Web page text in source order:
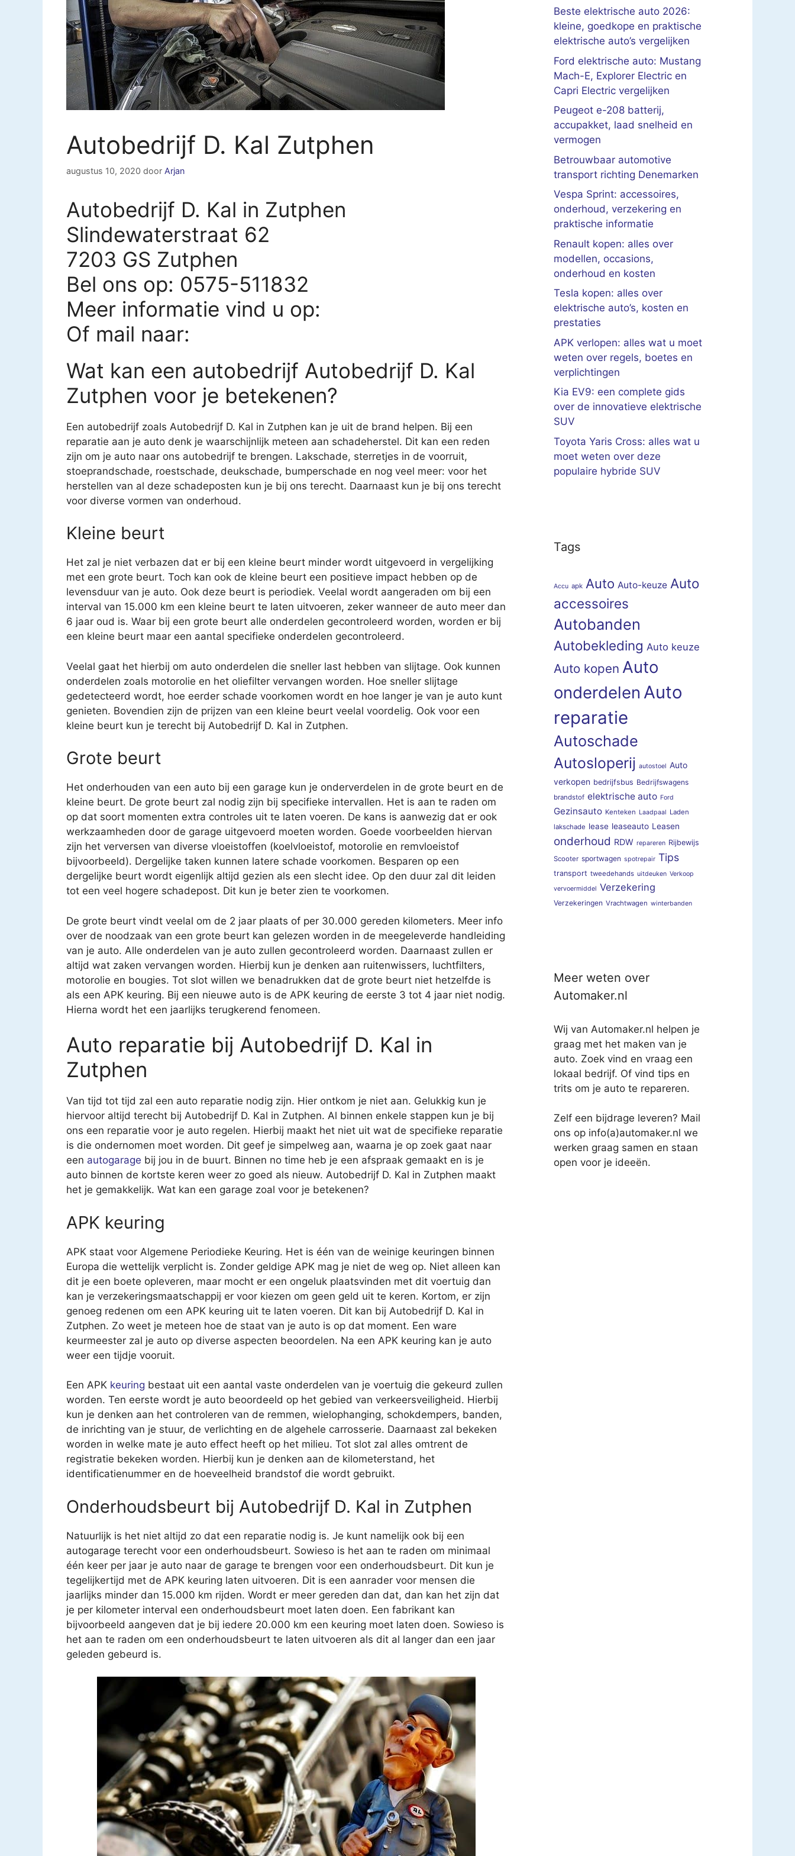
Autobedrijf D. Kal Zutphen
augustus 10, 2020 door Arjan
Autobedrijf D. Kal in Zutphen
Slindewaterstraat 62
7203 GS Zutphen
Bel ons op: 0575-511832
Meer informatie vind u op:
Of mail naar:
Wat kan een autobedrijf Autobedrijf D. Kal
Zutphen voor je betekenen?
Een autobedrijf zoals Autobedrijf D. Kal in Zutphen kan je uit de brand helpen. Bij een
reparatie aan je auto denk je waarschijnlijk meteen aan schadeherstel. Dit kan een reden
zijn om je auto naar ons autobedrijf te brengen. Lakschade, sterretjes in de voorruit,
stoeprandschade, roestschade, deukschade, bumperschade en nog veel meer: voor het
herstellen van al deze schadeposten kun je bij ons terecht. Daarnaast kun je bij ons terecht
voor diverse vormen van onderhoud.
Kleine beurt
Het zal je niet verbazen dat er bij een kleine beurt minder wordt uitgevoerd in vergelijking
met een grote beurt. Toch kan ook de kleine beurt een positieve impact hebben op de
levensduur van je auto. Ook deze beurt is periodiek. Veelal wordt aangeraden om bij een
interval van 15.000 km een kleine beurt te laten uitvoeren, zeker wanneer de auto meer dan
6 jaar oud is. Waar bij een grote beurt alle onderdelen gecontroleerd worden, worden er bij
een kleine beurt maar een aantal specifieke onderdelen gecontroleerd.
Veelal gaat het hierbij om auto onderdelen die sneller last hebben van slijtage. Ook kunnen
onderdelen zoals motorolie en het oliefilter vervangen worden. Hoe sneller slijtage
gedetecteerd wordt, hoe eerder schade voorkomen wordt en hoe langer je van je auto kunt
genieten. Bovendien zijn de prijzen van een kleine beurt veelal voordelig. Ook voor een
kleine beurt kun je terecht bij Autobedrijf D. Kal in Zutphen.
Grote beurt
Het onderhouden van een auto bij een garage kun je onderverdelen in de grote beurt en de
kleine beurt. De grote beurt zal nodig zijn bij specifieke intervallen. Het is aan te raden om
op dat soort momenten extra controles uit te laten voeren. De kans is aanwezig dat er ook
werkzaamheden door de garage uitgevoerd moeten worden. Goede voorbeelden hiervan
zijn het verversen van diverse vloeistoffen (koelvloeistof, motorolie en remvloeistof
bijvoorbeeld). Dergelijke taken kunnen latere schade voorkomen. Besparen op een
dergelijke beurt wordt eigenlijk altijd gezien als een slecht idee. Op den duur zal dit leiden
tot een veel hogere schadepost. Dit kun je beter zien te voorkomen.
De grote beurt vindt veelal om de 2 jaar plaats of per 30.000 gereden kilometers. Meer info
over de noodzaak van een grote beurt kan gelezen worden in de meegeleverde handleiding
van je auto. Alle onderdelen van je auto zullen gecontroleerd worden. Daarnaast zullen er
altijd wat zaken vervangen worden. Hierbij kun je denken aan ruitenwissers, luchtfilters,
motorolie en bougies. Tot slot willen we benadrukken dat de grote beurt niet hetzelfde is
als een APK keuring. Bij een nieuwe auto is de APK keuring de eerste 3 tot 4 jaar niet nodig.
Hierna wordt het een jaarlijks terugkerend fenomeen.
Auto reparatie bij Autobedrijf D. Kal in
Zutphen
Van tijd tot tijd zal een auto reparatie nodig zijn. Hier ontkom je niet aan. Gelukkig kun je
hiervoor altijd terecht bij Autobedrijf D. Kal in Zutphen. Al binnen enkele stappen kun je bij
ons een reparatie voor je auto regelen. Hierbij maakt het niet uit wat de specifieke reparatie
is die ondernomen moet worden. Dit geef je simpelweg aan, waarna je op zoek gaat naar
een autogarage bij jou in de buurt. Binnen no time heb je een afspraak gemaakt en is je
auto binnen de kortste keren weer zo goed als nieuw. Autobedrijf D. Kal in Zutphen maakt
het je gemakkelijk. Wat kan een garage zoal voor je betekenen?
APK keuring
APK staat voor Algemene Periodieke Keuring. Het is één van de weinige keuringen binnen
Europa die wettelijk verplicht is. Zonder geldige APK mag je niet de weg op. Niet alleen kan
dit je een boete opleveren, maar mocht er een ongeluk plaatsvinden met dit voertuig dan
kan je verzekeringsmaatschappij er voor kiezen om geen geld uit te keren. Kortom, er zijn
genoeg redenen om een APK keuring uit te laten voeren. Dit kan bij Autobedrijf D. Kal in
Zutphen. Zo weet je meteen hoe de staat van je auto is op dat moment. Een ware
keurmeester zal je auto op diverse aspecten beoordelen. Na een APK keuring kan je auto
weer een tijdje vooruit.
Een APK keuring bestaat uit een aantal vaste onderdelen van je voertuig die gekeurd zullen
worden. Ten eerste wordt je auto beoordeeld op het gebied van verkeersveiligheid. Hierbij
kun je denken aan het controleren van de remmen, wielophanging, schokdempers, banden,
de inrichting van je stuur, de verlichting en de algehele carrosserie. Daarnaast zal bekeken
worden in welke mate je auto effect heeft op het milieu. Tot slot zal alles omtrent de
registratie bekeken worden. Hierbij kun je denken aan de kilometerstand, het
identificatienummer en de hoeveelheid brandstof die wordt gebruikt.
Onderhoudsbeurt bij Autobedrijf D. Kal in Zutphen
Natuurlijk is het niet altijd zo dat een reparatie nodig is. Je kunt namelijk ook bij een
autogarage terecht voor een onderhoudsbeurt. Sowieso is het aan te raden om minimaal
één keer per jaar je auto naar de garage te brengen voor een onderhoudsbeurt. Dit kun je
tegelijkertijd met de APK keuring laten uitvoeren. Dit is een aanrader voor mensen die
jaarlijks minder dan 15.000 km rijden. Wordt er meer gereden dan dat, dan kan het zijn dat
je per kilometer interval een onderhoudsbeurt moet laten doen. Een fabrikant kan
bijvoorbeeld aangeven dat je bij iedere 20.000 km een keuring moet laten doen. Sowieso is
het aan te raden om een onderhoudsbeurt te laten uitvoeren als dit al langer dan een jaar
geleden gebeurd is.
Beste elektrische auto 2026:
kleine, goedkope en praktische
elektrische auto’s vergelijken
Ford elektrische auto: Mustang
Mach-E, Explorer Electric en
Capri Electric vergelijken
Peugeot e-208 batterij,
accupakket, laad snelheid en
vermogen
Betrouwbaar automotive
transport richting Denemarken
Vespa Sprint: accessoires,
onderhoud, verzekering en
praktische informatie
Renault kopen: alles over
modellen, occasions,
onderhoud en kosten
Tesla kopen: alles over
elektrische auto’s, kosten en
prestaties
APK verlopen: alles wat u moet
weten over regels, boetes en
verplichtingen
Kia EV9: een complete gids
over de innovatieve elektrische
SUV
Toyota Yaris Cross: alles wat u
moet weten over deze
populaire hybride SUV
Tags
Accu apk Auto Auto-keuze Auto
accessoires
Autobanden
Autobekleding Auto keuze
Auto kopen Auto
onderdelen Auto
reparatie
Autoschade
Autosloperij autostoel Auto
verkopen bedrijfsbus Bedrijfswagens
brandstof elektrische auto Ford
Gezinsauto Kenteken Laadpaal Laden
lakschade lease leaseauto Leasen
onderhoud RDW repareren Rijbewijs
Scooter sportwagen spotrepair Tips
transport tweedehands uitdeuken Verkoop
vervoermiddel Verzekering
Verzekeringen Vrachtwagen winterbanden
Meer weten over
Automaker.nl
Wij van Automaker.nl helpen je
graag met het maken van je
auto. Zoek vind en vraag een
lokaal bedrijf. Of vind tips en
trits om je auto te repareren.
Zelf een bijdrage leveren? Mail
ons op info(a)automaker.nl we
werken graag samen en staan
open voor je ideeën.